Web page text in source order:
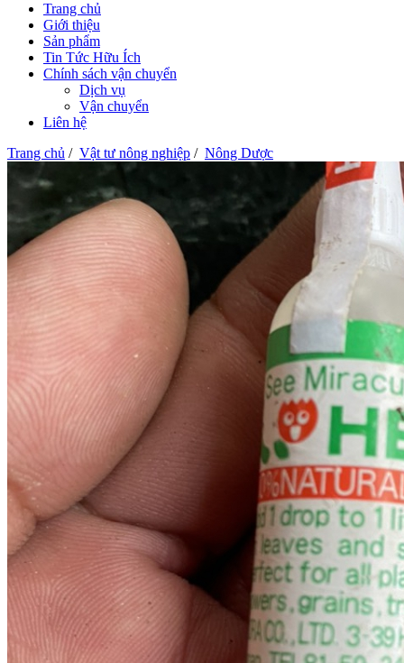
Trang chủ
Giới thiệu
Sản phẩm
Tin Tức Hữu Ích
Chính sách vận chuyển
Dịch vụ
Vận chuyển
Liên hệ
Trang chủ / Vật tư nông nghiệp / Nông Dược